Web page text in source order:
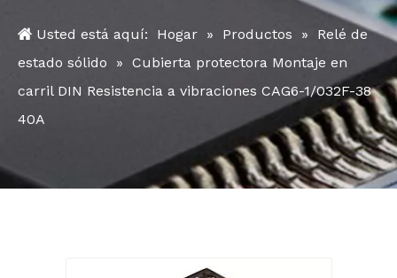
한국어
Türk dili
Bahasa indonesia
Usted está aquí: Hogar » Productos »
Relé de
estado sólido
» Cubierta protectora Montaje en
carril DIN Resistencia a vibraciones CAG6-1/032F-38
40A